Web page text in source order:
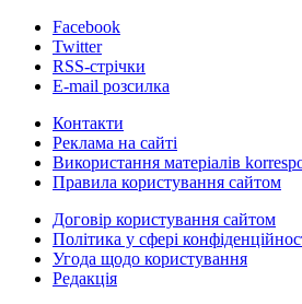
Facebook
Twitter
RSS-стрічки
E-mail розсилка
Контакти
Реклама на сайті
Використання матеріалів
Правила користування сайтом
Договір користування сайтом
Політика у сфері
Угода щодо користування
Редакція